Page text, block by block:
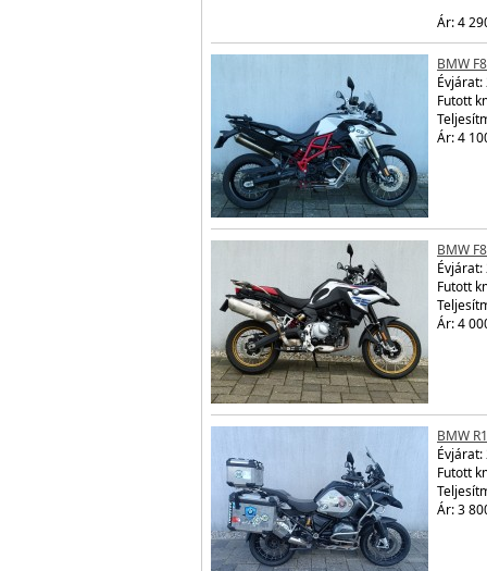
Ár: 4
BMW
Évjárat:
Futott
Ár: 4
BMW
Évjárat:
Futott
Ár: 4
BMW
Évjárat:
Futott
Ár: 3